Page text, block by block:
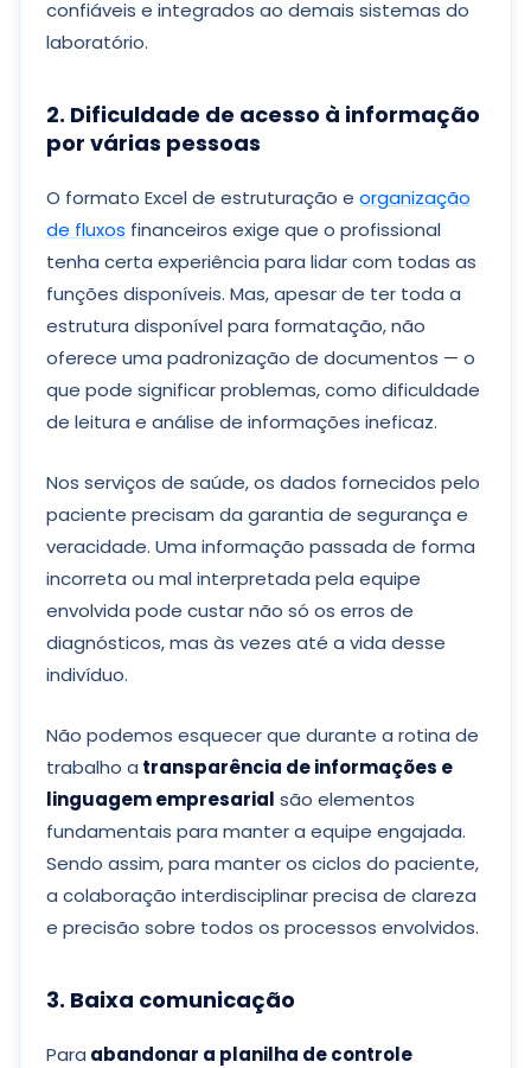
confiáveis e integrados ao demais sistemas do
laboratório.
2. Dificuldade de acesso à informação
por várias pessoas
O formato Excel de estruturação e organização
de fluxos financeiros exige que o profissional
tenha certa experiência para lidar com todas as
funções disponíveis. Mas, apesar de ter toda a
estrutura disponível para formatação, não
oferece uma padronização de documentos — o
que pode significar problemas, como dificuldade
de leitura e análise de informações ineficaz.
Nos serviços de saúde, os dados fornecidos pelo
paciente precisam da garantia de segurança e
veracidade. Uma informação passada de forma
incorreta ou mal interpretada pela equipe
envolvida pode custar não só os erros de
diagnósticos, mas às vezes até a vida desse
indivíduo.
Não podemos esquecer que durante a rotina de
trabalho a transparência de informações e
linguagem empresarial são elementos
fundamentais para manter a equipe engajada.
Sendo assim, para manter os ciclos do paciente,
a colaboração interdisciplinar precisa de clareza
e precisão sobre todos os processos envolvidos.
3. Baixa comunicação
Para abandonar a planilha de controle